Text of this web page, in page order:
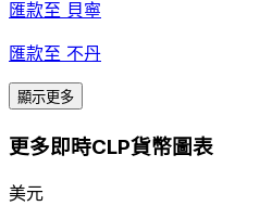
匯款至 貝寧
匯款至 不丹
顯示更多
更多即時CLP貨幣圖表
美元